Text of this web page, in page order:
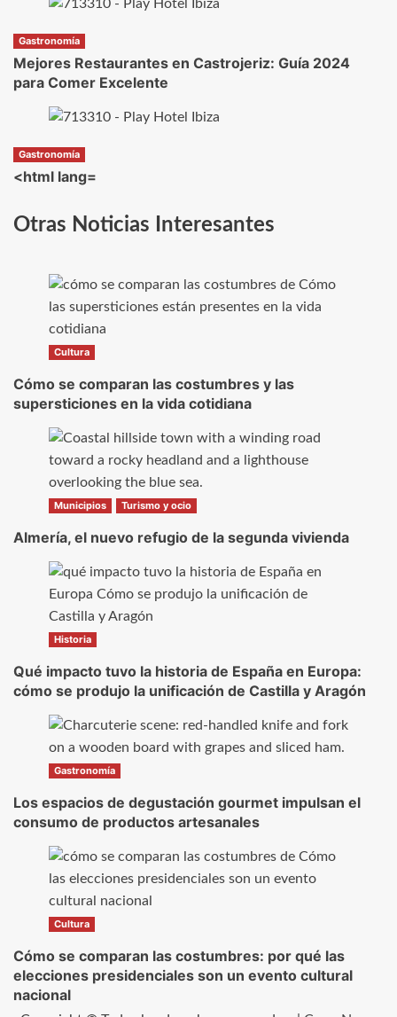
Gastronomía
Mejores Restaurantes en Castrojeriz: Guía 2024
para Comer Excelente
Gastronomía
<html lang=
Otras Noticias Interesantes
Cultura
Cómo se comparan las costumbres y las
supersticiones en la vida cotidiana
Municipios Turismo y ocio
Almería, el nuevo refugio de la segunda vivienda
Historia
Qué impacto tuvo la historia de España en Europa:
cómo se produjo la unificación de Castilla y Aragón
Gastronomía
Los espacios de degustación gourmet impulsan el
consumo de productos artesanales
Cultura
Cómo se comparan las costumbres: por qué las
elecciones presidenciales son un evento cultural
nacional